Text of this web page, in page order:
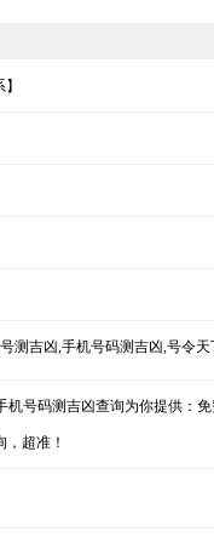
测吉凶,手机号码测吉凶,号令
机号码测吉凶查询为你提供：
超准！